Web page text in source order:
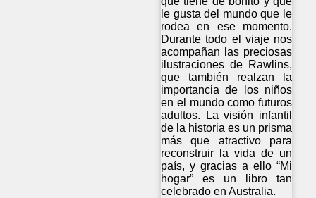
le gusta del mundo que le
rodea en ese momento.
Durante todo el viaje nos
acompañan las preciosas
ilustraciones de Rawlins,
que también realzan la
importancia de los niños
en el mundo como futuros
adultos. La visión infantil
de la historia es un prisma
más que atractivo para
reconstruir la vida de un
país, y gracias a ello “Mi
hogar” es un libro tan
celebrado en Australia.